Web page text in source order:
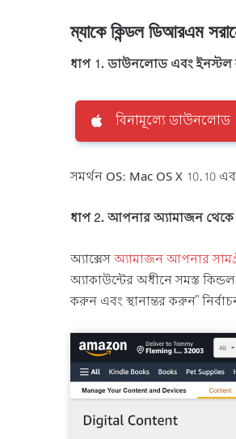
ম্যাকে কিন্ডল ডিআরএম
ধাপ 1. ডাউনলোড এবং
বিনামূল্যে ডাউনলোড
সমর্থন OS: Mac OS X 10.10
ধাপ 2. আপনার অ্যামাজন থেকে
অ্যাক্সেসঅ্যামাজন আপনার
অ্যাকাউন্টের অধীনে সমস্ত
করুন এবং স্থানান্তর করুন"